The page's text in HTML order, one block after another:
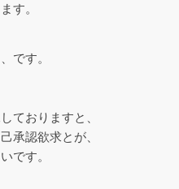
す。
です。
ておりますと、
承認欲求とが、
です。